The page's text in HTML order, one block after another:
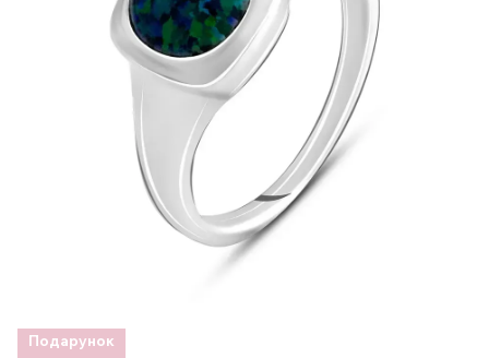
Подарунок